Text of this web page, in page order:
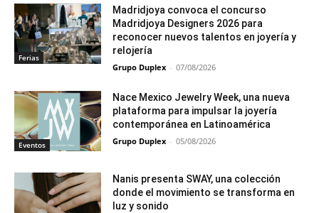
Ferias
Madridjoya convoca el concurso
Madridjoya Designers 2026 para
reconocer nuevos talentos en joyería y
relojería
Grupo Duplex - 07/08/2026
Eventos
Nace Mexico Jewelry Week, una nueva
plataforma para impulsar la joyería
contemporánea en Latinoamérica
Grupo Duplex - 05/08/2026
Nanis presenta SWAY, una colección
donde el movimiento se transforma en
luz y sonido